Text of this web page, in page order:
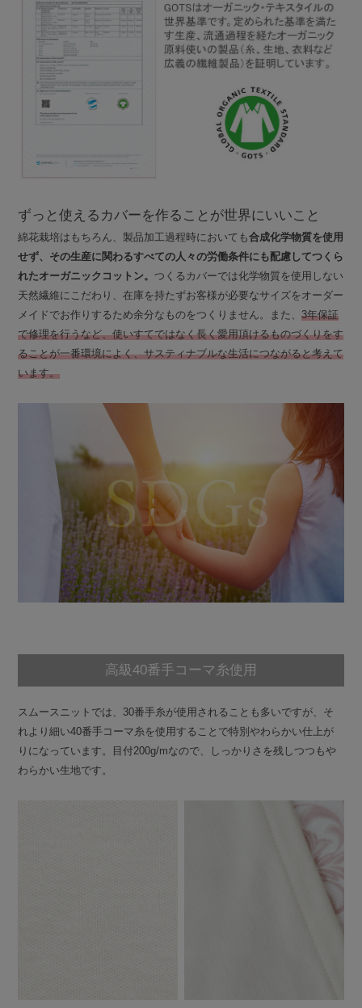
ずっと使えるカバーを作ることが世界にいいこと
綿花栽培はもちろん、製品加工過程時においても合成化学物質を使用
せず、その生産に関わるすべての人々の労働条件にも配慮してつくら
れたオーガニックコットン。 つくるカバーでは化学物質を使用しない
天然繊維にこだわり、在庫を持たずお客様が必要なサイズをオーダー
メイドでお作りするため余分なものをつくりません。また、3年保証
で修理を行うなど、使いすてではなく長く愛用頂けるものづくりをす
ることが一番環境によく、サスティナブルな生活につながると考えて
います。
高級40番手コーマ糸使用
スムースニットでは、30番手糸が使用されることも多いですが、そ
れより細い40番手コーマ糸を使用することで特別やわらかい仕上が
りになっています。目付200g/mなので、しっかりさを残しつつもや
わらかい生地です。